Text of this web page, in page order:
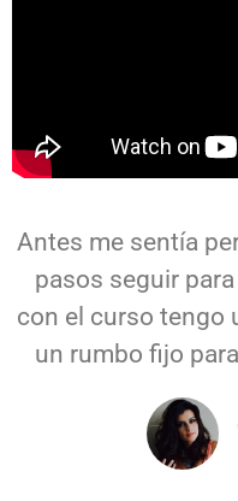
Antes me sentía
pasos seguir
con el curso tengo
un rumbo fijo